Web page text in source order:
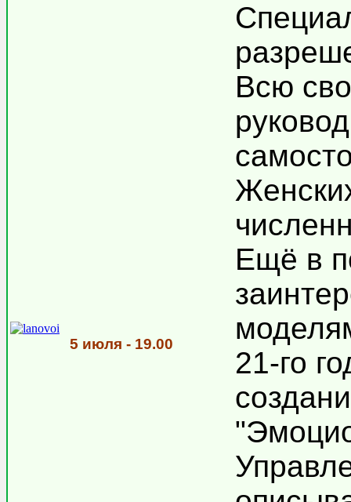
5 июля - 19.00
Всю
Ещё в
21-го